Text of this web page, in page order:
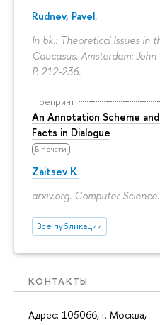
Rudnev, Pavel.
In bk.: Theoretical Issues in
Caucasus. Amsterdam:
P. 212-236.
Препринт
An Annotation Scheme
Facts in Dialogue
В печати
Zaitsev K.
arxiv.org. Computer
Все публикации
КОНТАКТЫ
Адрес: 105066, г. Москва,